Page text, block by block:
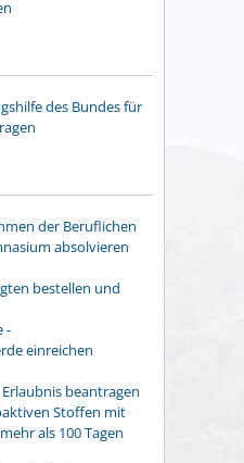
des Bundes für
der Beruflichen
absolvieren
bestellen und
-
einreichen
beantragen
Stoffen mit
als 100 Tagen